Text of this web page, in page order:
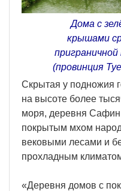
Дома с
крышами
(провинция
Скрытая у подножия
на высоте более
моря, деревня
покрытым мхом
вековыми лесами и
прохладным
«Деревня домов с